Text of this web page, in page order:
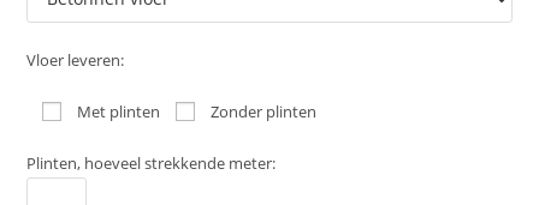
Vloer leveren:
Met plinten Zonder plinten
Plinten, hoeveel strekkende meter: